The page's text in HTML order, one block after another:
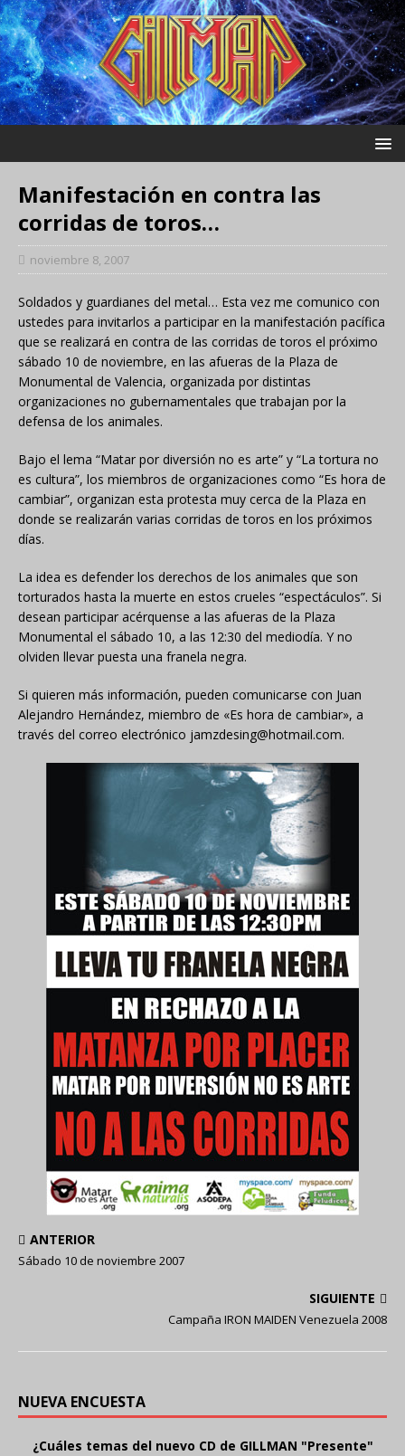
Manifestación en contra las
corridas de toros…
noviembre 8, 2007
Soldados y guardianes del metal… Esta vez me comunico con
ustedes para invitarlos a participar en la manifestación pacífica
que se realizará en contra de las corridas de toros el próximo
sábado 10 de noviembre, en las afueras de la Plaza de
Monumental de Valencia, organizada por distintas
organizaciones no gubernamentales que trabajan por la
defensa de los animales.
Bajo el lema “Matar por diversión no es arte” y “La tortura no
es cultura”, los miembros de organizaciones como “Es hora de
cambiar”, organizan esta protesta muy cerca de la Plaza en
donde se realizarán varias corridas de toros en los próximos
días.
La idea es defender los derechos de los animales que son
torturados hasta la muerte en estos crueles “espectáculos”. Si
desean participar acérquense a las afueras de la Plaza
Monumental el sábado 10, a las 12:30 del mediodía. Y no
olviden llevar puesta una franela negra.
Si quieren más información, pueden comunicarse con Juan
Alejandro Hernández, miembro de «Es hora de cambiar», a
través del correo electrónico jamzdesing@hotmail.com.
ANTERIOR
Sábado 10 de noviembre 2007
SIGUIENTE
Campaña IRON MAIDEN Venezuela 2008
NUEVA ENCUESTA
¿Cuáles temas del nuevo CD de GILLMAN "Presente"